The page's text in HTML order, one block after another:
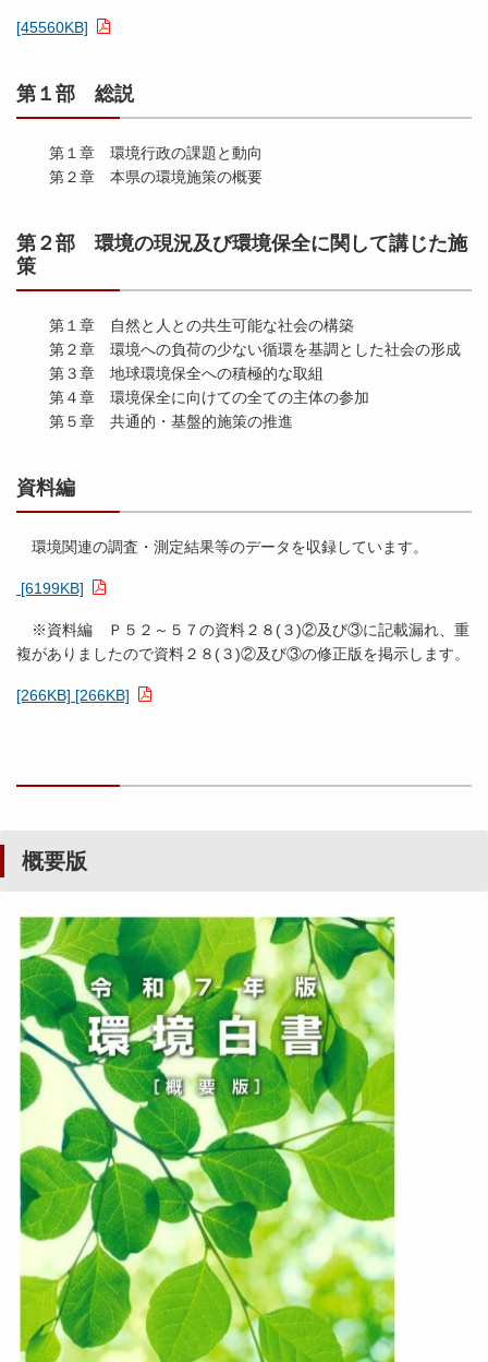
[45560KB]
第１部 総説
第１章 環境行政の課題と動向
第２章 本県の環境施策の概要
第２部 環境の現況及び環境保全に関して講じた施
策
第１章 自然と人との共生可能な社会の構築
第２章 環境への負荷の少ない循環を基調とした社会の形成
第３章 地球環境保全への積極的な取組
第４章 環境保全に向けての全ての主体の参加
第５章 共通的・基盤的施策の推進
資料編
環境関連の調査・測定結果等のデータを収録しています。
[6199KB]
※資料編 Ｐ５２～５７の資料２８(３)②及び③に記載漏れ、重
複がありましたので資料２８(３)②及び③の修正版を掲示します。
[266KB] [266KB]
概要版